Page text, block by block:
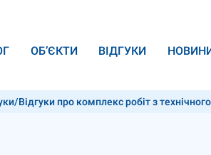
ОБ’ЄКТИ ВІДГУКИ
/Відгуки про комплекс робіт з